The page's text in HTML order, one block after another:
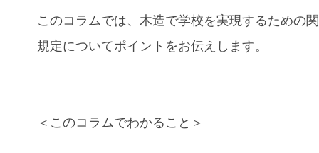
このコラムでは、木造で学校を実現するための
規定についてポイントをお伝えします。
＜このコラムでわかること＞